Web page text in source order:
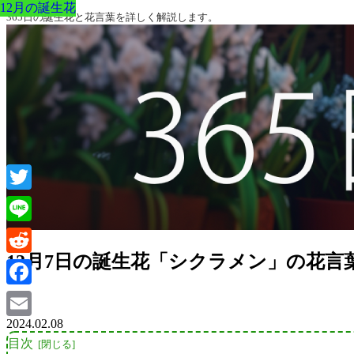
365日の誕生花と花言葉を詳しく解説します。
12月7日の誕生花「シクラメン」の花言
12月の誕生花
2024.02.08
目次
12月の誕生花
12月の誕生花
12月の誕生花
12月の誕生花
12月の誕生花
12月の誕生花
Twitter
Line
Reddit
Facebook
Email